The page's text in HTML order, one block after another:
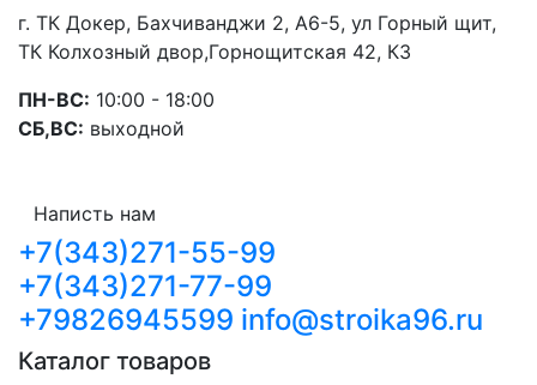
г. ТК Докер, Бахчиванджи 2, А6-5, ул Горный щит,
ТК Колхозный двор,Горнощитская 42, К3
ПН-ВС: 10:00 - 18:00
СБ,ВС: выходной
Написть нам
+7(343)271-55-99
+7(343)271-77-99
+79826945599 info@stroika96.ru
Каталог товаров